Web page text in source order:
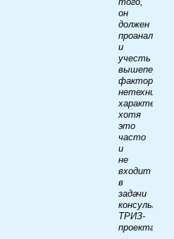
того,
он
должен
и
учесть
факторы
характера,
хотя
это
часто
и
не
входит
в
задачи
ТРИЗ-
проекта.